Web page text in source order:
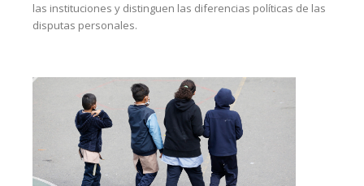
las instituciones y distinguen las diferencias políticas de las
disputas personales.